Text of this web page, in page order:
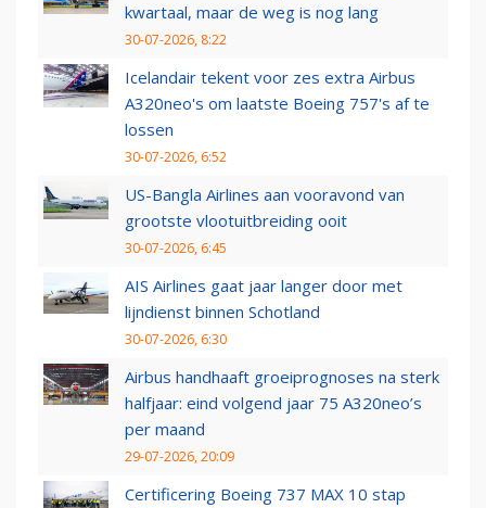
kwartaal, maar de weg is nog lang
30-07-2026, 8:22
Icelandair tekent voor zes extra Airbus
A320neo's om laatste Boeing 757's af te
lossen
30-07-2026, 6:52
US-Bangla Airlines aan vooravond van
grootste vlootuitbreiding ooit
30-07-2026, 6:45
AIS Airlines gaat jaar langer door met
lijndienst binnen Schotland
30-07-2026, 6:30
Airbus handhaaft groeiprognoses na sterk
halfjaar: eind volgend jaar 75 A320neo’s
per maand
29-07-2026, 20:09
Certificering Boeing 737 MAX 10 stap